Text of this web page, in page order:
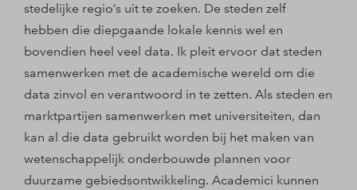
stedelijke regio’s uit te zoeken. De steden zelf
hebben die diepgaande lokale kennis wel en
bovendien heel veel data. Ik pleit ervoor dat steden
samenwerken met de academische wereld om die
data zinvol en verantwoord in te zetten. Als steden en
marktpartijen samenwerken met universiteiten, dan
kan al die data gebruikt worden bij het maken van
wetenschappelijk onderbouwde plannen voor
duurzame gebiedsontwikkeling. Academici kunnen